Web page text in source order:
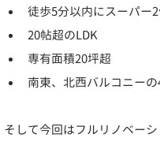
徒歩5分以内にスーパー
20帖超のLDK
専有面積20坪超
南東、北西バルコニー
そして今回はフルリノベー